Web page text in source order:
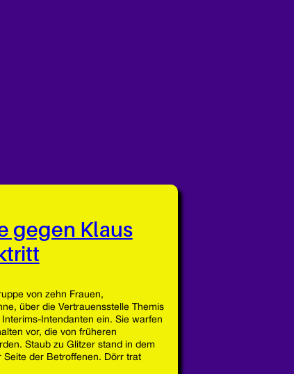
gegen Klaus
von zehn Frauen,
über die Vertrauensstelle Themis
Intendanten ein. Sie warfen
vor, die von früheren
Staub zu Glitzer stand in dem
der Betroffenen. Dörr trat